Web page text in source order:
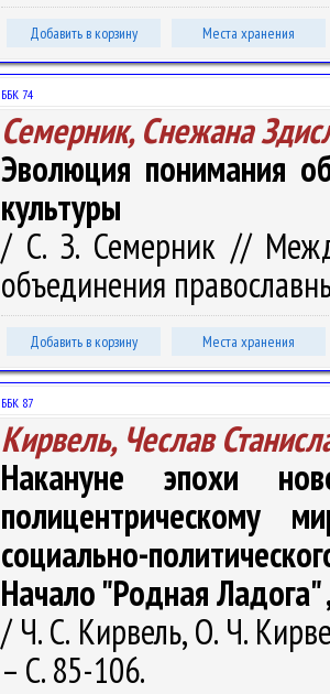
Добавить в корзину Места хранения
ББК 74
Семерник, Снежана
Эволюция понимания
культуры
/ С. З. Семерник //
объединения
Добавить в корзину Места хранения
ББК 87
Кирвель, Чеслав
Накануне эпохи
полицентрическому
социально-
Начало "Родная
/ Ч. С. Кирвель, О. Ч.
– С. 85-106.